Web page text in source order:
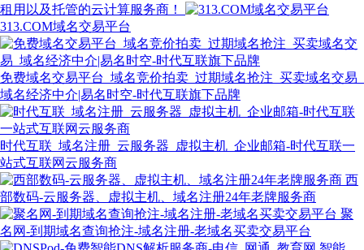
租用以及托管的云计算服务商！
313.COM域名交易平台
免费域名交易平台_域名竞价拍卖_过期域名抢注_买卖域名交易_
域名经济中介|易名时空-时代互联旗下品牌
时代互联_域名注册_云服务器_虚拟主机_企业邮箱-时代互联一
站式互联网云服务商
西
部数码-云服务器、虚拟主机、域名注册24年老牌服务商
聚
名网-到期域名查询抢注-域名注册-老域名买卖交易平台